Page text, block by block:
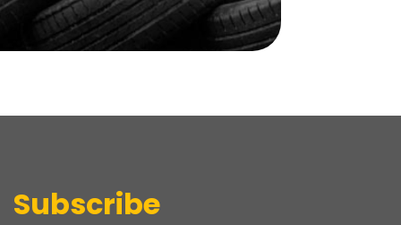
Subscribe